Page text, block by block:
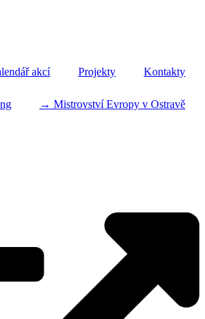
akcí Projekty Kontakty
→ Mistrovství Evropy v Ostravě